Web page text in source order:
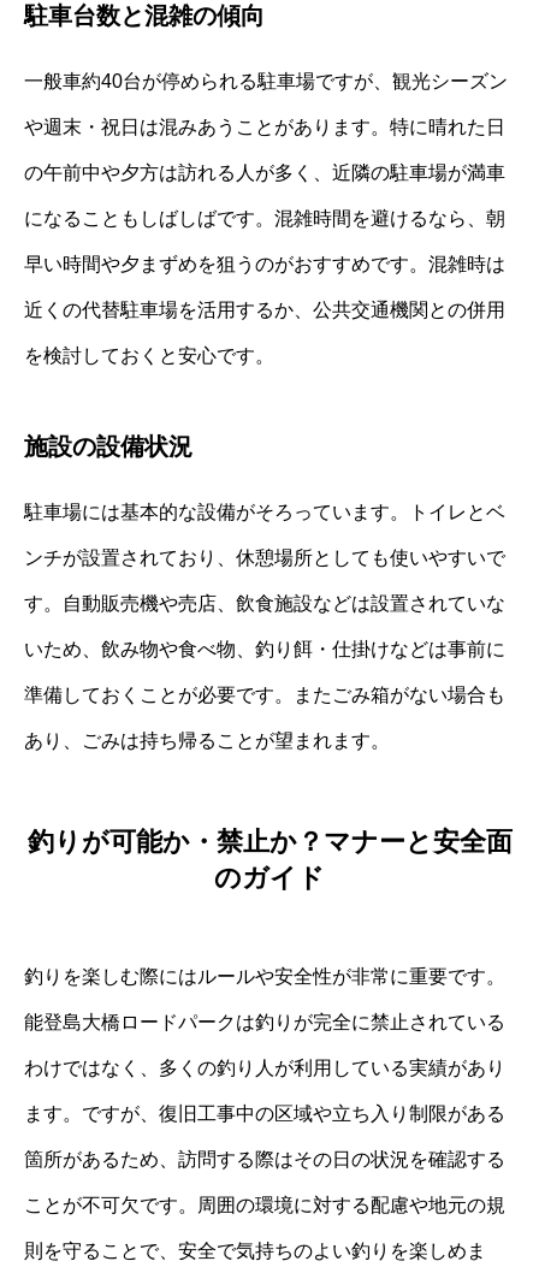
駐車台数と混雑の傾向
一般車約40台が停められる駐車場ですが、観光シーズン
や週末・祝日は混みあうことがあります。特に晴れた日
の午前中や夕方は訪れる人が多く、近隣の駐車場が満車
になることもしばしばです。混雑時間を避けるなら、朝
早い時間や夕まずめを狙うのがおすすめです。混雑時は
近くの代替駐車場を活用するか、公共交通機関との併用
を検討しておくと安心です。
施設の設備状況
駐車場には基本的な設備がそろっています。トイレとベ
ンチが設置されており、休憩場所としても使いやすいで
す。自動販売機や売店、飲食施設などは設置されていな
いため、飲み物や食べ物、釣り餌・仕掛けなどは事前に
準備しておくことが必要です。またごみ箱がない場合も
あり、ごみは持ち帰ることが望まれます。
釣りが可能か・禁止か？マナーと安全面
のガイド
釣りを楽しむ際にはルールや安全性が非常に重要です。
能登島大橋ロードパークは釣りが完全に禁止されている
わけではなく、多くの釣り人が利用している実績があり
ます。ですが、復旧工事中の区域や立ち入り制限がある
箇所があるため、訪問する際はその日の状況を確認する
ことが不可欠です。周囲の環境に対する配慮や地元の規
則を守ることで、安全で気持ちのよい釣りを楽しめま